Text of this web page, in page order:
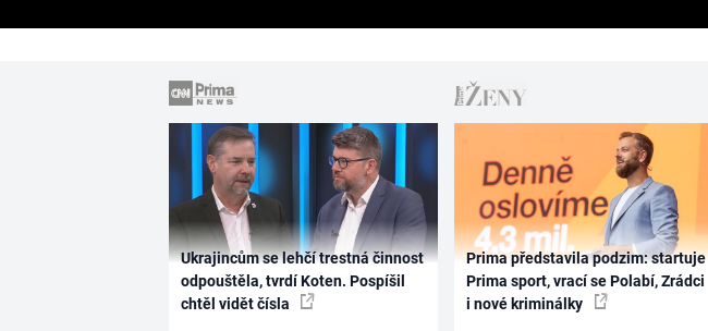
Ukrajincům se lehčí trestná činnost
odpouštěla, tvrdí Koten. Pospíšil
chtěl vidět čísla
Prima představila podzim: startuje
Prima sport, vrací se Polabí, Zrádci
i nové kriminálky